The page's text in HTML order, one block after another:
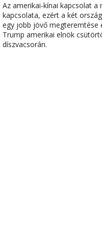
Az amerikai-kínai kapcsolat
kapcsolata, ezért a két
egy jobb jövő megteremtése
Trump amerikai elnök
díszvacsorán.